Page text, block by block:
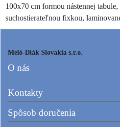
100x70 cm formou nástennej
suchostierateľnou fixkou,
Meló-Diák Slovakia s.r.o.
O nás
Kontakty
Spôsob doručenia